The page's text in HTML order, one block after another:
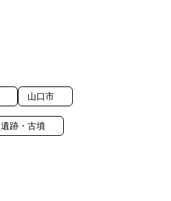
山口市
遺跡・古墳